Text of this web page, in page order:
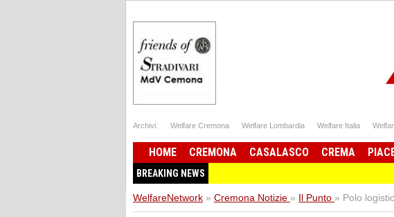
Archivi: Welfare Cremona Welfare Lombardia Welfare Italia
HOME CREMONA CASALASCO CREMA
BREAKING NEWS
WelfareNetwork » Cremona Notizie » Il Punto » Polo